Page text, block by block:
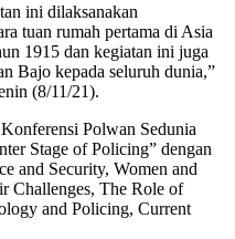
ini dilaksanakan
tuan rumah pertama di Asia
1915 dan kegiatan ini juga
Bajo kepada seluruh dunia,”
(8/11/21).
Polwan Sedunia
Stage of Policing” dengan
and Security, Women and
Challenges, The Role of
and Policing, Current